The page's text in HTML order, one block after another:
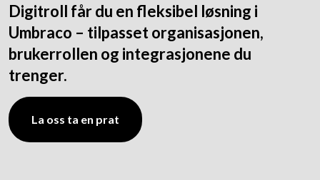
Digitroll får du en fleksibel løsning i
Umbraco – tilpasset organisasjonen,
brukerrollen og integrasjonene du
trenger.
La oss ta en prat